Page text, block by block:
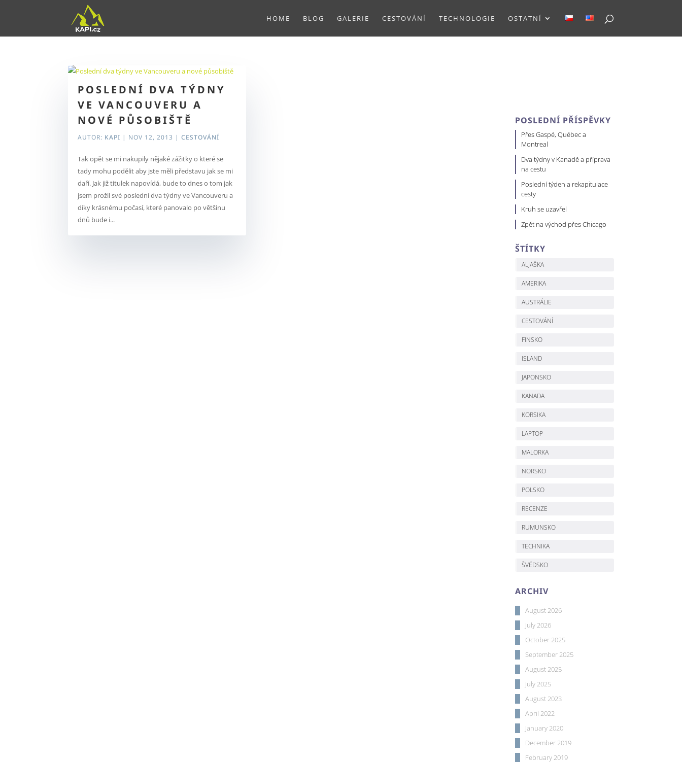
HOME BLOG GALERIE CESTOVÁNÍ TECHNOLOGIE OSTATNÍ
POSLEDNÍ DVA TÝDNY
VE VANCOUVERU A
NOVÉ PŮSOBIŠTĚ
AUTOR: KAPI | NOV 12, 2013 |CESTOVÁNÍ
Tak opět se mi nakupily nějaké zážitky o které se
tady mohu podělit aby jste měli představu jak se mi
daří. Jak již titulek napovídá, bude to dnes o tom jak
jsem prožil své poslední dva týdny ve Vancouveru a
díky krásnému počasí, které panovalo po většinu
dnů bude i...
POSLEDNÍ PŘÍSPĚVKY
Přes Gaspé, Québec a
Montreal
Dva týdny v Kanadě a příprava
na cestu
Poslední týden a rekapitulace
cesty
Kruh se uzavřel
Zpět na východ přes Chicago
ŠTÍTKY
ALJAŠKA
AMERIKA
AUSTRÁLIE
CESTOVÁNÍ
FINSKO
ISLAND
JAPONSKO
KANADA
KORSIKA
LAPTOP
MALORKA
NORSKO
POLSKO
RECENZE
RUMUNSKO
TECHNIKA
ŠVÉDSKO
ARCHIV
August 2026
July 2026
October 2025
September 2025
August 2025
July 2025
August 2023
April 2022
January 2020
December 2019
February 2019